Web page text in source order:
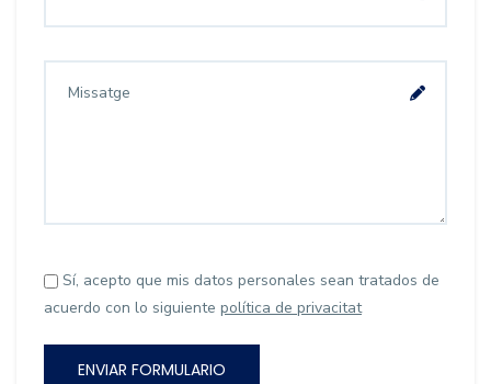
Sí, acepto que mis datos personales sean tratados de
acuerdo con lo siguiente política de privacitat
ENVIAR FORMULARIO